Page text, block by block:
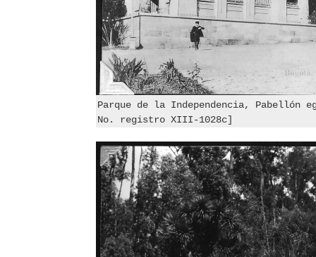
Parque de la Independencia, Pabellón
No. registro XIII-1028c]